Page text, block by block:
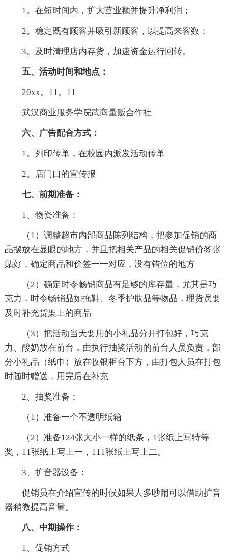
1。在短时间内，扩大营业额并提升净利润；
2。稳定既有顾客并吸引新顾客，以提高来客数；
3。及时清理店内存货，加速资金运行回转。
五、活动时间和地点：
20xx。11。11
武汉商业服务学院武商量贩合作社
六、广告配合方式：
1。列印传单，在校园内派发活动传单
2。店门口的宣传报
七、前期准备：
1、物资准备：
（1）调整超市内部商品陈列结构，把参加促销的商
品摆放在显眼的地方，并且把相关产品的相关促销价签张
贴好，确定商品和价签一一对应，没有错位的地方
（2）确定时令畅销商品有足够的库存量，尤其是巧
克力，时令畅销品如拖鞋、冬季护肤品等物品，理货员要
及时补充货架上的商品
（3）把活动当天要用的小礼品分开打包好，巧克
力、酸奶放在前台，由执行抽奖活动的前台人员负责，部
分小礼品（纸巾）放在收银柜台下方，由打包人员在打包
时随时赠送，用完后在补充
2、抽奖准备：
（1）准备一个不透明纸箱
（2）准备124张大小一样的纸条，1张纸上写特等
奖，11张纸上写上一，111张纸上写上二。
3、扩音器设备：
促销员在介绍宣传的时候如果人多吵闹可以借助扩音
器稍微提高音量。
八、中期操作：
1、促销方式